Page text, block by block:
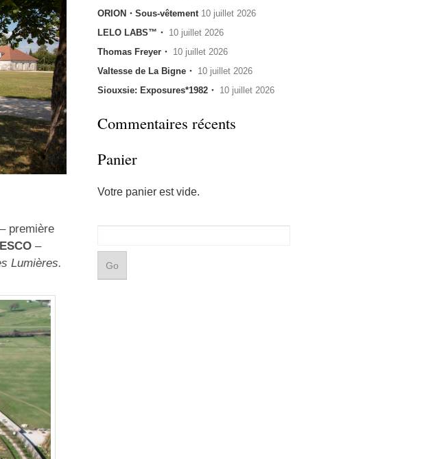
– première
–
Lumières.
ORION・Sous-vêtement 10 juillet 2026
LELO LABS™・ 10 juillet 2026
Thomas Freyer・ 10 juillet 2026
Valtesse de La Bigne・ 10 juillet 2026
Siouxsie: Exposures*1982・ 10 juillet 2026
Commentaires récents
Panier
Votre panier est vide.